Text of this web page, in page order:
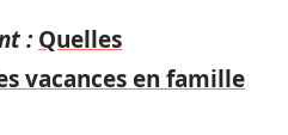
: Quelles
vacances en famille